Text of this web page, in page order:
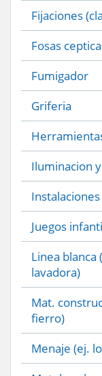
Fijaciones
Fosas
Fumigador
Griferia
Iluminacion
Juegos
Linea
lavadora)
Mat.
fierro)
Menaje (ej.